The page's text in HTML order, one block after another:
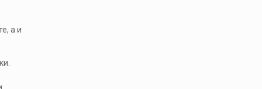
а и